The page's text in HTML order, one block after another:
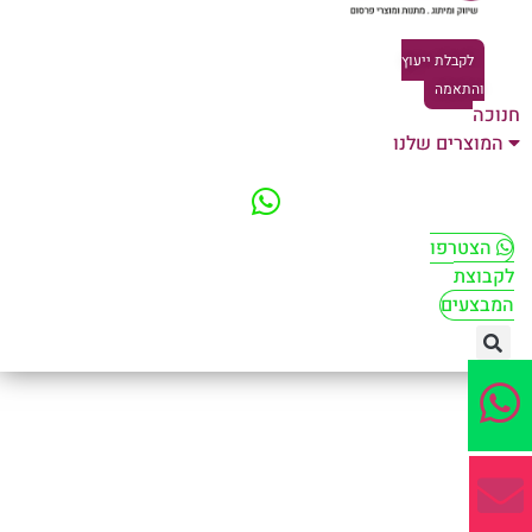
לקבלת ייעוץ
והתאמה
המוצרים שלנו
הצטרפו